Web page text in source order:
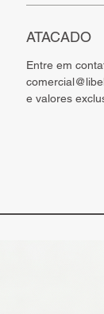
ATACADO
Entre em
e valores